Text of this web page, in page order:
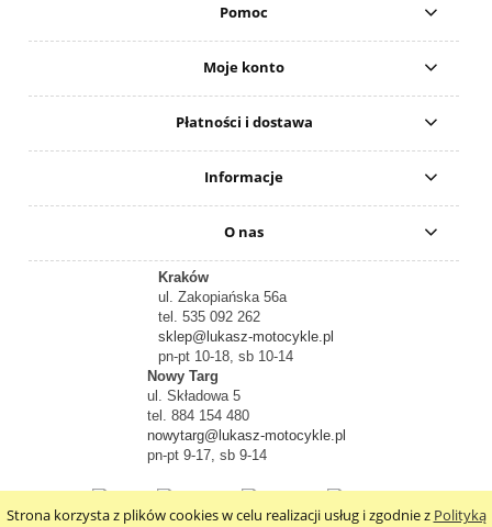
Strona korzysta z plików cookies w celu realizacji usług i zgodnie z Polityką
Pomoc
Moje konto
Płatności i dostawa
Informacje
O nas
Kraków
ul. Zakopiańska 56a
tel. 535 092 262
sklep@lukasz-motocykle.pl
pn-pt 10-18, sb 10-14
Nowy Targ
ul. Składowa 5
tel. 884 154 480
nowytarg@lukasz-motocykle.pl
pn-pt 9-17, sb 9-14